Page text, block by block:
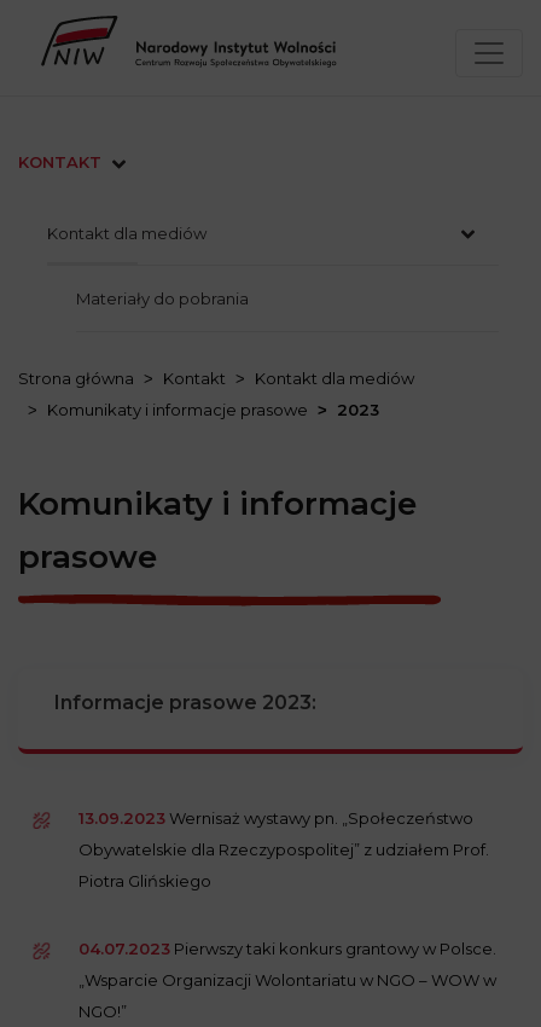
treści
KONTAKT
Kontakt dla mediów
Materiały do pobrania
Strona główna Kontakt
Kontakt dla mediów
Komunikaty i informacje prasowe
2023
Komunikaty i informacje
prasowe
Informacje prasowe 2023:
13.09.2023Wernisaż wystawy pn. „Społeczeństwo
Obywatelskie dla Rzeczypospolitej” z udziałem Prof.
Piotra Glińskiego
04.07.2023 Pierwszy taki konkurs grantowy w Polsce.
„Wsparcie Organizacji Wolontariatu w NGO – WOW w
NGO!”